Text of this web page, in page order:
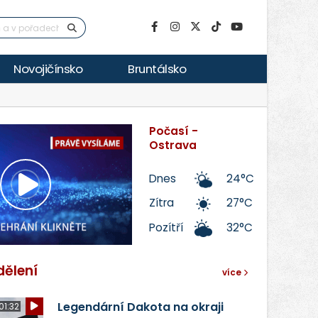
Novojičínsko Bruntálsko
Přehrát
video
Počasí -
Ostrava
Dnes
24°C
Zítra
27°C
Pozítří
32°C
více
Legendární Dakota na okraji